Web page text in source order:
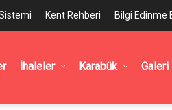
Kent Rehberi Bilgi Edinme
İhaleler Karabük Galeri